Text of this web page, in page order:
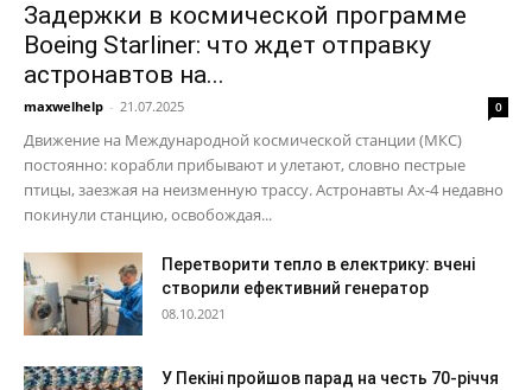
Задержки в космической программе
Boeing Starliner: что ждет отправку
астронавтов на...
maxwelhelp - 21.07.2025 0
Движение на Международной космической станции (МКС)
постоянно: корабли прибывают и улетают, словно пестрые
птицы, заезжая на неизменную трассу. Астронавты Ax-4 недавно
покинули станцию, освобождая...
Перетворити тепло в електрику: вчені
створили ефективний генератор
08.10.2021
У Пекіні пройшов парад на честь 70-річчя